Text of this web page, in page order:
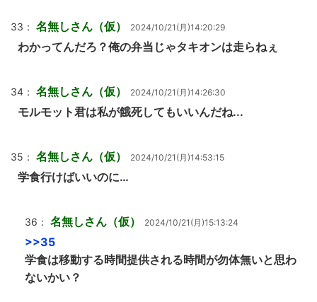
33： 名無しさん（仮） 2024/10/21(月)14:20:29
わかってんだろ？俺の弁当じゃタキオンは走らねぇ
34： 名無しさん（仮） 2024/10/21(月)14:26:30
モルモット君は私が餓死してもいいんだね...
35： 名無しさん（仮） 2024/10/21(月)14:53:15
学食行けばいいのに…
36： 名無しさん（仮） 2024/10/21(月)15:13:24
>>35
学食は移動する時間提供される時間が勿体無いと思わ
ないかい？